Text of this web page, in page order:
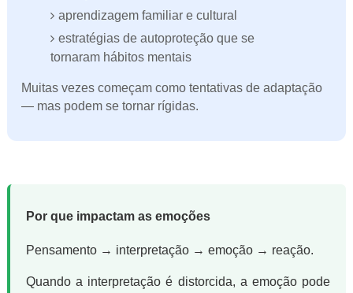
aprendizagem familiar e cultural
estratégias de autoproteção que se
tornaram hábitos mentais
Muitas vezes começam como tentativas de adaptação
— mas podem se tornar rígidas.
Por que impactam as emoções
Pensamento → interpretação → emoção → reação.
Quando a interpretação é distorcida, a emoção pode